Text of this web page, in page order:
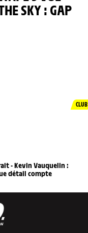
SKY : GAP
CLUB
- Kevin Vauquelin :
détail compte